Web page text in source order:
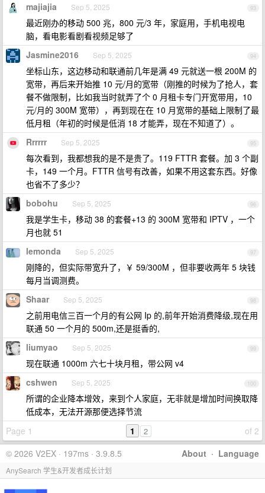
93
majiajia Sep 5, 2025
最近刚办的移动 500 兆，800 元/3 年，家庭用，手机电视电
脑，看电影看剧看视频足够了
94
Jasmine2016 Sep 5, 2025
坐标山东，这边移动和联通前几年是满 49 元就送一根 200M 的
宽带，再后来开始推 10 元/月的宽带（刚推的时候为了抢人，套
餐不做限制，比如我当时就弄了个 0 月租卡专门开宽带用，10
元/月的 300M 宽带），再到现在在 10 月宽带的基础上限制了最
低月租（年初的时候是低消 18 才能弄，现在不知道了）。
95
Rrrrrr Sep 5, 2025
每次看到，我都想我的是不是贵了。119 FTTR 套餐。加 3 个副
卡，149 一个月。FTTR 信号有改善，如果不用这套东西。好像
也省不了多少？
96
bobohu Sep 5, 2025
我是学生卡，移动 38 的套餐+13 的 300M 宽带和 IPTV ，一个
月也就 51
97
lemonda Sep 5, 2025
刚降的，但实际带宽升了，￥ 59/300M ，但非要收两年 5 块钱
每月当调测费。
98
Shaar Sep 5, 2025
之前用电信三百一个月的有公网 Ip 的,前年开始消费降级,现在用
联通 50 一个月的 500m,还是挺香的,
99
liumyao Sep 5, 2025
现在联通 1000m 六七十块月租，带公网 v4
100
cshwen Sep 5, 2025
所谓的企业降本增效，来到个人家庭，无非就是增加时间换取降
低成本，无法开源那便选择节流
Page 1
of 2
1 2
About · Language
© 2026 V2EX · 197ms · 3.9.8.5
AnySearch 学生&开发者成长计划